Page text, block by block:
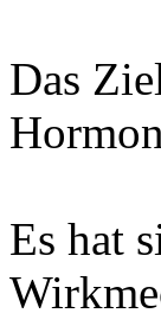
Das
Es hat